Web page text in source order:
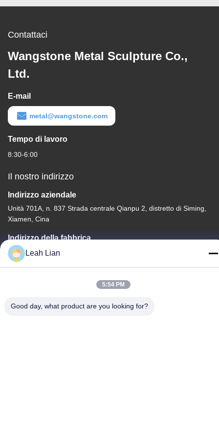
Contattaci
Wangstone Metal Sculpture Co.,
Ltd.
E-mail
metal@wangstone.com
Tempo di lavoro
8:30-6:00
Il nostro indirizzo
Indirizzo aziendale
Unità 701A, n. 837 Strada centrale Qianpu 2, distretto di Siming,
Xiamen, Cina
Indirizzo della fabbrica
No. 72, Yongjun Road, villaggio Wufeng, città di Chongwu,
Quanzhou, Fujian, Cina
Leah Lian
5:54 PM
Good day, what product are you looking for?